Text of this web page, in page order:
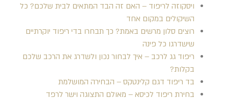
ויסקוזה לריפוד – האם זה הבד המתאים לבית שלכם? כל
השיקולים במקום אחד
רוצים סלון מרשים באמת? כך תבחרו בדי ריפוד יוקרתיים
שישדרגו כל פינה
ריפוד גג לרכב – איך לבחור נכון ולשדרג את הרכב שלכם
בקלות?
בד ריפוד דגם קלינטקס – הבחירה המושלמת
בחירת ריפוד לכיסא – מאולם התצוגה וישר לרפד